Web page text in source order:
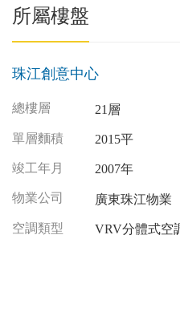
所屬樓盤
珠江創意中心
總樓層 21層
單層麵積 2015平
竣工年月 2007年
物業公司 廣東珠江物業
空調類型 VRV分體式空